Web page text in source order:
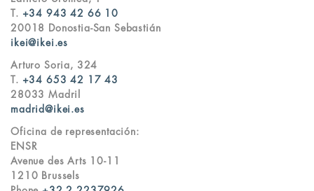
T.
+34 943 42 66 10
20018 Donostia-San Sebastián
ikei@ikei.es
Arturo Soria, 324
T.
+34 653 42 17 43
28033 Madril
madrid@ikei.es
Oficina de representación:
ENSR
Avenue des Arts 10-11
1210 Brussels